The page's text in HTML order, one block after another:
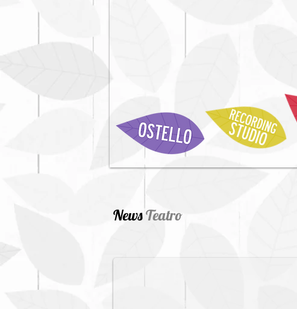
NewsTeatro